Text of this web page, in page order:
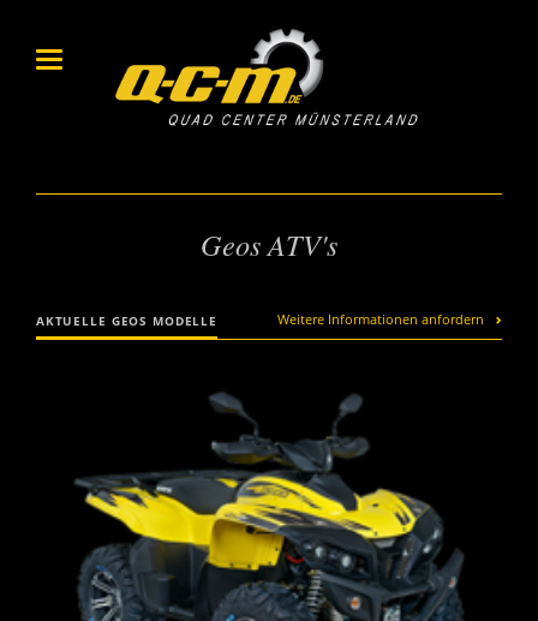
Geos ATV's
AKTUELLE GEOS MODELLE Weitere Informationen anfordern